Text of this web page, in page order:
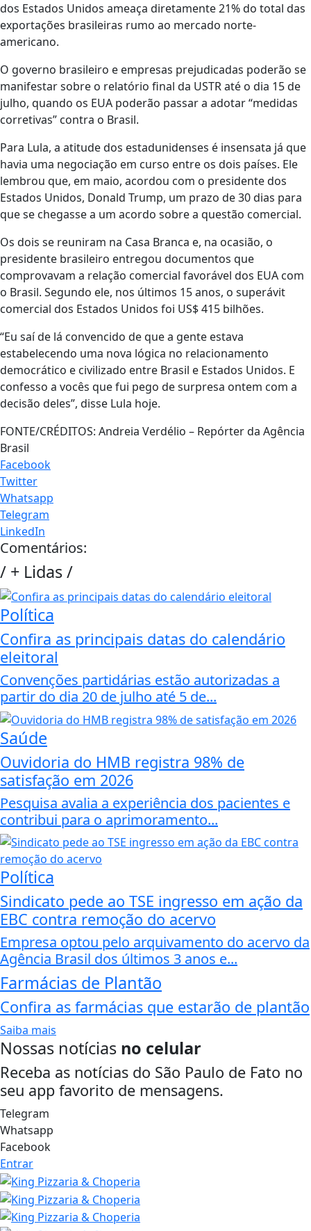
dos Estados Unidos ameaça diretamente 21% do total das
exportações brasileiras rumo ao mercado norte-
americano.
O governo brasileiro e empresas prejudicadas poderão se
manifestar sobre o relatório final da USTR até o dia 15 de
julho, quando os EUA poderão passar a adotar “medidas
corretivas” contra o Brasil.
Para Lula, a atitude dos estadunidenses é insensata já que
havia uma negociação em curso entre os dois países. Ele
lembrou que, em maio, acordou com o presidente dos
Estados Unidos, Donald Trump, um prazo de 30 dias para
que se chegasse a um acordo sobre a questão comercial.
Os dois se reuniram na Casa Branca e, na ocasião, o
presidente brasileiro entregou documentos que
comprovavam a relação comercial favorável dos EUA com
o Brasil. Segundo ele, nos últimos 15 anos, o superávit
comercial dos Estados Unidos foi US$ 415 bilhões.
“Eu saí de lá convencido de que a gente estava
estabelecendo uma nova lógica no relacionamento
democrático e civilizado entre Brasil e Estados Unidos. E
confesso a vocês que fui pego de surpresa ontem com a
decisão deles”, disse Lula hoje.
FONTE/CRÉDITOS: Andreia Verdélio – Repórter da Agência
Brasil
Facebook
Twitter
Whatsapp
Telegram
LinkedIn
Comentários:
/ + Lidas/
Política
Confira as principais datas do calendário
eleitoral
Convenções partidárias estão autorizadas a
partir do dia 20 de julho até 5 de...
Saúde
Ouvidoria do HMB registra 98% de
satisfação em 2026
Pesquisa avalia a experiência dos pacientes e
contribui para o aprimoramento...
Política
Sindicato pede ao TSE ingresso em ação da
EBC contra remoção do acervo
Empresa optou pelo arquivamento do acervo da
Agência Brasil dos últimos 3 anos e...
Farmácias de Plantão
Confira as farmácias que estarão de plantão
Saiba mais
Nossas notícias no celular
Receba as notícias do São Paulo de Fato no
seu app favorito de mensagens.
Telegram
Whatsapp
Facebook
Entrar